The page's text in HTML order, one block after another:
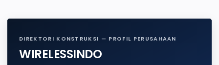
DIREKTORI KONSTRUKSI — PROFIL PERUSAHAAN
WIRELESSINDO